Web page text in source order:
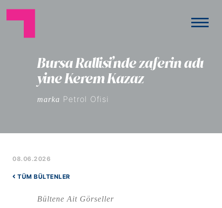
Bursa Rallisi’nde zaferin adı
yine Kerem Kazaz
marka Petrol Ofisi
08.06.2026
TÜM BÜLTENLER
Bültene Ait Görseller